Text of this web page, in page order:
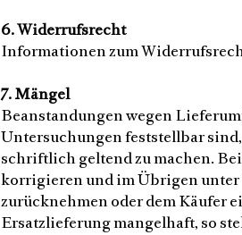
6. Widerrufsrecht
Informationen zum
7. Mängel
Beanstandungen wegen
Untersuchungen feststellbar
schriftlich geltend zu machen.
korrigieren und im Übrigen unter
zurücknehmen oder dem Käufer
Ersatzlieferung mangelhaft, so